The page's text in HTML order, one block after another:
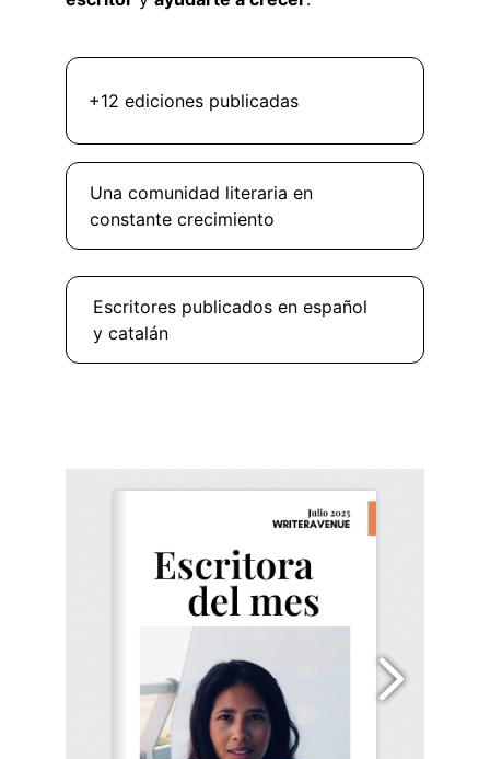
+12 ediciones publicadas
Escritores publicados en español
y catalán
Una comunidad literaria en
constante crecimiento